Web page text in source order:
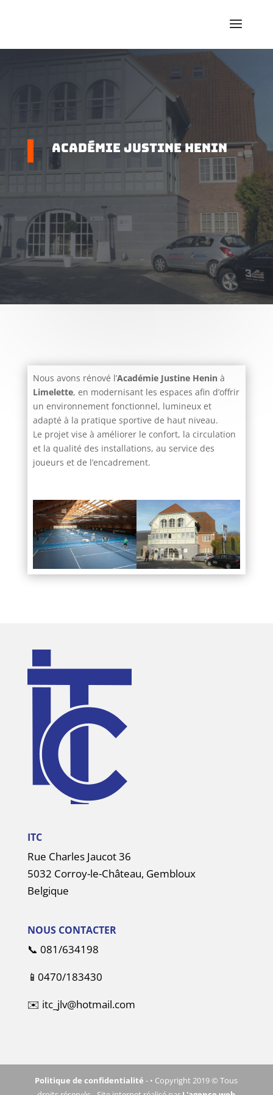
Académie Justine Henin
Nous avons rénové l’Académie Justine Heninà
Limelette, en modernisant les espaces afin d’offrir
un environnement fonctionnel, lumineux et
adapté à la pratique sportive de haut niveau.
Le projet vise à améliorer le confort, la circulation
et la qualité des installations, au service des
joueurs et de l’encadrement.
ITC
Rue Charles Jaucot 36
5032 Corroy-le-Château, Gembloux
Belgique
NOUS CONTACTER
📞 081/634198
📱 0470/183430
✉️ itc_jlv@hotmail.com
Politique de confidentialité - • Copyright 2019 © Tous